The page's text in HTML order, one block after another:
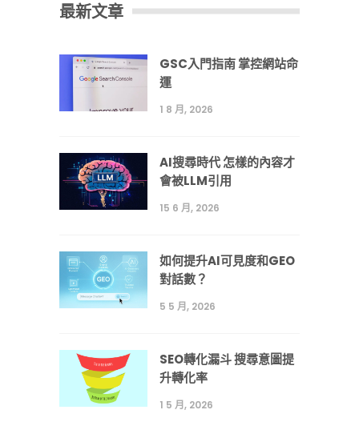
最新文章
GSC入門指南 掌控網站命
運
1 8 月, 2026
AI搜尋時代 怎樣的內容才
會被LLM引用
15 6 月, 2026
如何提升AI可見度和GEO
對話數？
5 5 月, 2026
SEO轉化漏斗 搜尋意圖提
升轉化率
1 5 月, 2026